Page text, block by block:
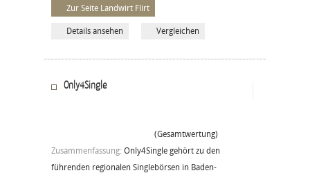
Zur Seite Landwirt Flirt
Details ansehen Vergleichen
Only4Single
(Gesamtwertung)
Zusammenfassung: Only4Single gehört zu den
führenden regionalen Singlebörsen in Baden-